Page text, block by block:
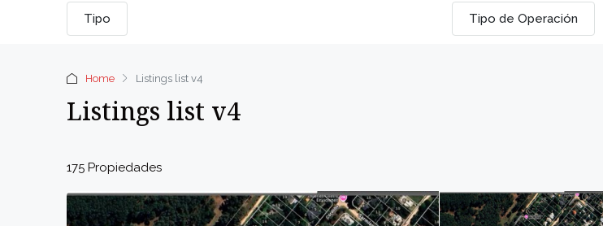
Tipo Tipo de Operación
Home Listings list v4
Listings list v4
175 Propiedades